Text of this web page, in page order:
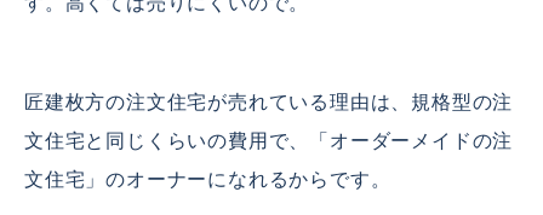
匠建枚方の注文住宅が売れている理由は、規格型の注
文住宅と同じくらいの費用で、「オーダーメイドの注
文住宅」のオーナーになれるからです。